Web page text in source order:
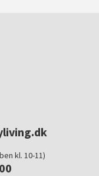
kl. 10-11)